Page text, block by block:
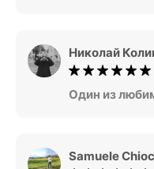
Николай
Один из
Samuele